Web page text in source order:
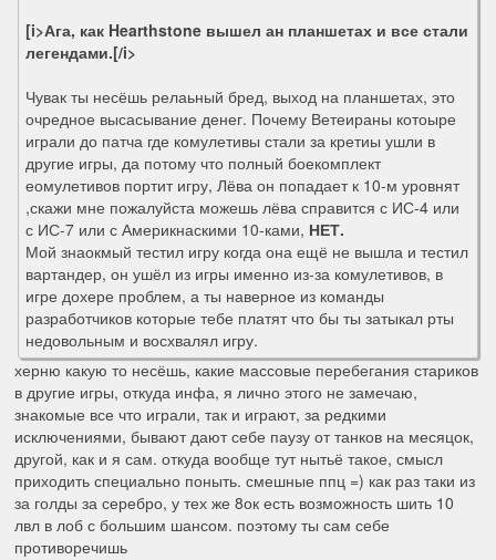
[i>Ага, как Hearthstone вышел ан планшетах и все стали
легендами.[/i>
Чувак ты несёшь релаьный бред, выход на планшетах, это
очредное высасывание денег. Почему Ветеираны котоыре
играли до патча где комулетивы стали за кретиы ушли в
другие игры, да потому что полный боекомплект
еомулетивов портит игру, Лёва он попадает к 10-м уровнят
,скажи мне пожалуйста можешь лёва справится с ИС-4 или
с ИС-7 или с Америкнаскими 10-ками, НЕТ.
Мой знаокмый тестил игру когда она ещё не вышла и тестил
вартандер, он ушёл из игры именно из-за комулетивов, в
игре дохере проблем, а ты наверное из команды
разработчиков которые тебе платят что бы ты затыкал рты
недовольным и восхвалял игру.
херню какую то несёшь, какие массовые перебегания стариков
в другие игры, откуда инфа, я лично этого не замечаю,
знакомые все что играли, так и играют, за редкими
исключениями, бывают дают себе паузу от танков на месяцок,
другой, как и я сам. откуда вообще тут нытьё такое, смысл
приходить специально поныть. смешные ппц =) как раз таки из
за голды за серебро, у тех же 8ок есть возможность шить 10
лвл в лоб с большим шансом. поэтому ты сам себе
противоречишь